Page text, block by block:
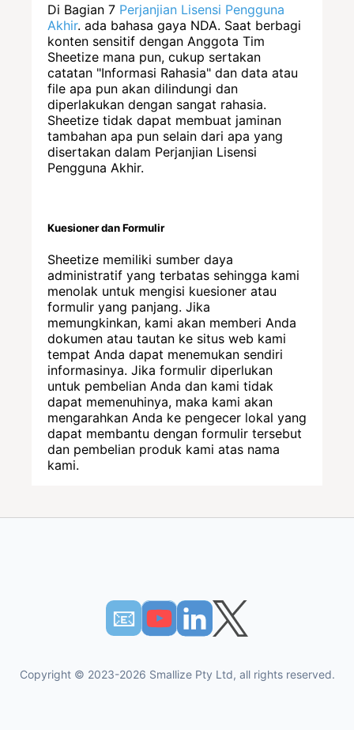
Di Bagian 7 Perjanjian Lisensi Pengguna
Akhir. ada bahasa gaya NDA. Saat berbagi
konten sensitif dengan Anggota Tim
Sheetize mana pun, cukup sertakan
catatan "Informasi Rahasia" dan data atau
file apa pun akan dilindungi dan
diperlakukan dengan sangat rahasia.
Sheetize tidak dapat membuat jaminan
tambahan apa pun selain dari apa yang
disertakan dalam Perjanjian Lisensi
Pengguna Akhir.
Kuesioner dan Formulir
Sheetize memiliki sumber daya
administratif yang terbatas sehingga kami
menolak untuk mengisi kuesioner atau
formulir yang panjang. Jika
memungkinkan, kami akan memberi Anda
dokumen atau tautan ke situs web kami
tempat Anda dapat menemukan sendiri
informasinya. Jika formulir diperlukan
untuk pembelian Anda dan kami tidak
dapat memenuhinya, maka kami akan
mengarahkan Anda ke pengecer lokal yang
dapat membantu dengan formulir tersebut
dan pembelian produk kami atas nama
kami.
📧︎
Copyright © 2023-2026 Smallize Pty Ltd, all rights reserved.